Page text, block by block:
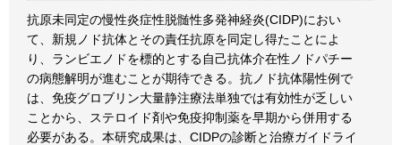
抗原未同定の慢性炎症性脱髄性多発神経炎(CIDP)におい
て、新規ノド抗体とその責任抗原を同定し得たことによ
り、ランビエノドを標的とする自己抗体介在性ノドパチー
の病態解明が進むことが期待できる。抗ノド抗体陽性例で
は、免疫グロブリン大量静注療法単独では有効性が乏しい
ことから、ステロイド剤や免疫抑制薬を早期から併用する
必要がある。本研究成果は、CIDPの診断と治療ガイドライ